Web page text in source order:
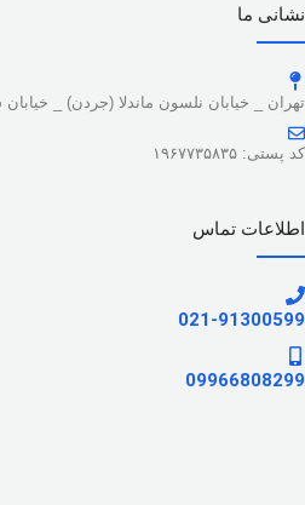
نشانی ما
تهران _ خیابان نلسون ماندلا (جردن) _ خیابان
کد پستی: ۱۹۶۷۷۳۵۸۳۵
اطلاعات تماس
021-91300599
09966808299